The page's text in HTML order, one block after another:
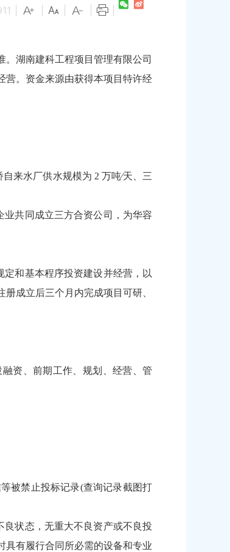
湖南建科工程项目管理有限公司
营。资金来源由获得本项目特许经
来水厂供水规模为 2 万吨∕天、三
共同成立三方合资公司，为华容
和基本程序投资建设并经营，以
成立后三个月内完成项目可研、
资、前期工作、规划、经营、管
被禁止投标记录(查询记录截图打
状态，无重大不良资产或不良投
具有履行合同所必需的设备和专业